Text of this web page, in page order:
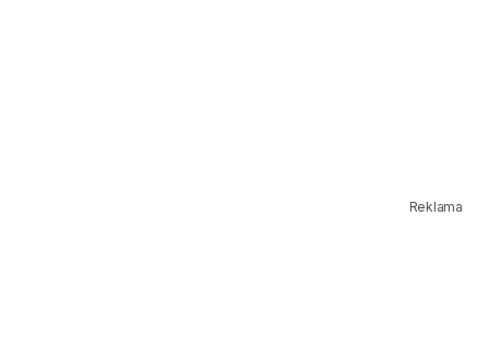
Reklama